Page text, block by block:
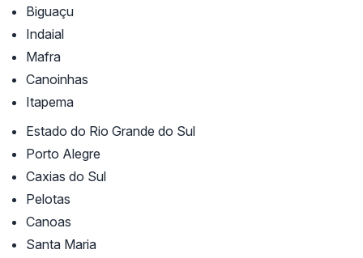
Biguaçu
Indaial
Mafra
Canoinhas
Itapema
Estado do Rio Grande do Sul
Porto Alegre
Caxias do Sul
Pelotas
Canoas
Santa Maria